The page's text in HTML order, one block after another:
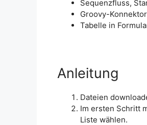
Sequenzfluss,
Groovy-Konnektor
Tabelle in
Anleitung
Dateien
Im ersten Schritt
Liste wählen.